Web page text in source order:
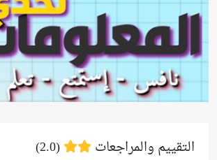
التقييم والمراجعات (2.0)